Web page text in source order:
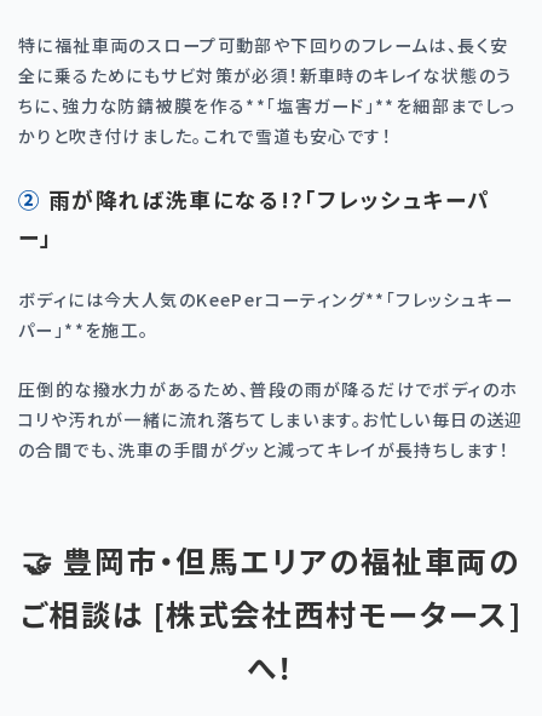
特に福祉車両のスロープ可動部や下回りのフレームは、長く安
全に乗るためにもサビ対策が必須！新車時のキレイな状態のう
ちに、強力な防錆被膜を作る ** 「塩害ガード」 ** を細部までしっ
かりと吹き付けました。これで雪道も安心です！
② 雨が降れば洗車になる!?「フレッシュキーパ
ー」
ボディには今大人気のKeePerコーティング** 「フレッシュキー
パー」 **を施工。
圧倒的な撥水力があるため、普段の雨が降るだけでボディのホ
コリや汚れが一緒に流れ落ちてしまいます。お忙しい毎日の送迎
の合間でも、洗車の手間がグッと減ってキレイが長持ちします！
🤝 豊岡市・但馬エリアの福祉車両の
ご相談は [株式会社西村モータース]
へ！